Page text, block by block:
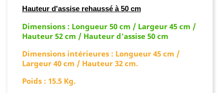
Hauteur d'assise rehaussé à 50 cm
Dimensions : Longueur 50 cm / Largeur 45 cm /
Hauteur 52 cm / Hauteur d'assise 50 cm
Dimensions intérieures : Longueur 45 cm /
Largeur 40 cm / Hauteur 32 cm.
Poids : 15.5 Kg.